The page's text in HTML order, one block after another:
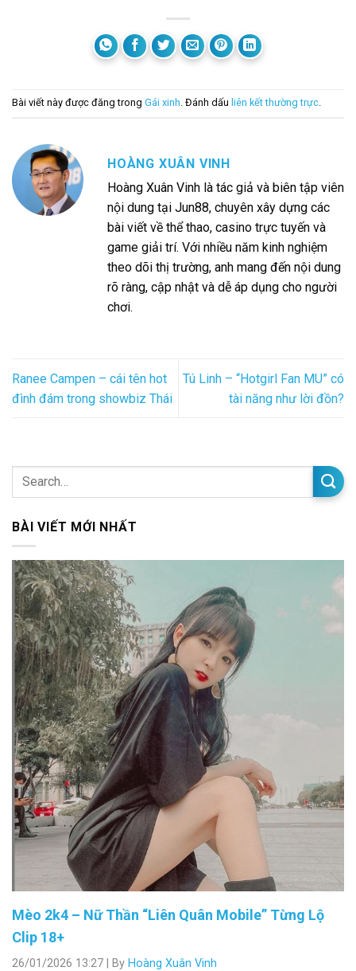
Bài viết này được đăng trong Gái xinh . Đánh dấu liên kết thường trực
HOÀNG XUÂN VINH
Hoàng Xuân Vinh là tác giả và biên tập viên
nội dung tại Jun88, chuyên xây dựng các
bài viết về thể thao, casino trực tuyến và
game giải trí. Với nhiều năm kinh nghiệm
theo dõi thị trường, anh mang đến nội dung
rõ ràng, cập nhật và dễ áp dụng cho người
chơi.
Ranee Campen – cái tên hot
đình đám trong showbiz Thái
Tú Linh – “Hotgirl Fan MU” có
tài năng như lời đồn?
BÀI VIẾT MỚI NHẤT
Mèo 2k4 – Nữ Thần “Liên Quân Mobile” Từng Lộ
Clip 18+
26/01/2026 13:27 By Hoàng Xuân Vinh